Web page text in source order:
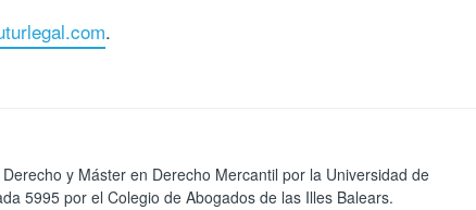
.
y Máster en Derecho Mercantil por la Universidad de
5995 por el Colegio de Abogados de las Illes Balears.